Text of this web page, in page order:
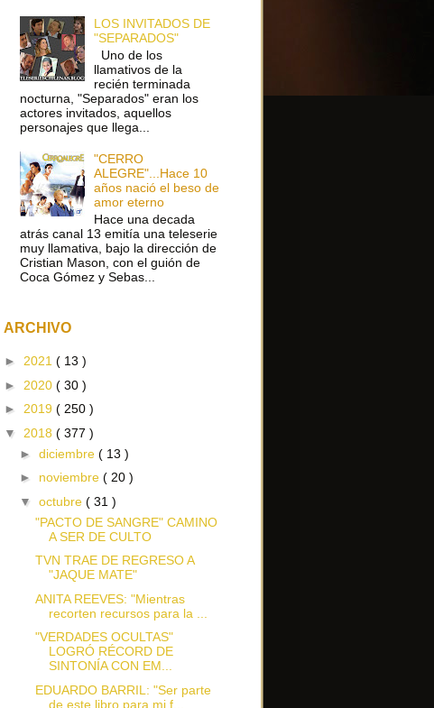
LOS INVITADOS DE
"SEPARADOS"
Uno de los
llamativos de la
recién terminada
nocturna, "Separados" eran los
actores invitados, aquellos
personajes que llega...
"CERRO
ALEGRE"...Hace 10
años nació el beso de
amor eterno
Hace una decada
atrás canal 13 emitía una teleserie
muy llamativa, bajo la dirección de
Cristian Mason, con el guión de
Coca Gómez y Sebas...
ARCHIVO
► 2021 ( 13 )
► 2020 ( 30 )
► 2019 ( 250 )
▼ 2018 ( 377 )
► diciembre ( 13 )
► noviembre ( 20 )
▼ octubre ( 31 )
"PACTO DE SANGRE" CAMINO
A SER DE CULTO
TVN TRAE DE REGRESO A
"JAQUE MATE"
ANITA REEVES: "Mientras
recorten recursos para la ...
"VERDADES OCULTAS"
LOGRÓ RÉCORD DE
SINTONÍA CON EM...
EDUARDO BARRIL: "Ser parte
de este libro para mi f...